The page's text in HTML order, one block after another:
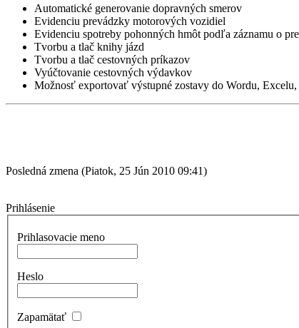
Automatické generovanie dopravných smerov
Evidenciu prevádzky motorových vozidiel
Evidenciu spotreby pohonných hmôt podľa záznamu o
Tvorbu a tlač knihy jázd
Tvorbu a tlač cestovných príkazov
Vyúčtovanie cestovných výdavkov
Možnosť exportovať výstupné zostavy do Wordu, Excelu,
Posledná zmena (Piatok, 25 Jún 2010 09:41)
Prihlásenie
Prihlasovacie meno
Heslo
Zapamätať